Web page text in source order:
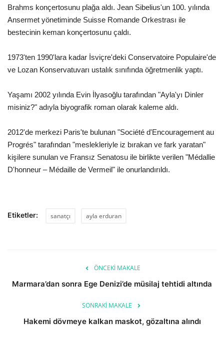
Brahms konçertosunu plağa aldı. Jean Sibelius'un 100. yılında
Ansermet yönetiminde Suisse Romande Orkestrası ile
bestecinin keman konçertosunu çaldı.
1973'ten 1990'lara kadar İsviçre'deki Conservatoire Populaire'de
ve Lozan Konservatuvarı ustalık sınıfında öğretmenlik yaptı.
Yaşamı 2002 yılında Evin İlyasoğlu tarafından "Ayla'yı Dinler
misiniz?" adıyla biyografik roman olarak kaleme aldı.
2012'de merkezi Paris'te bulunan "Société d'Encouragement au
Progrés" tarafından "meslekleriyle iz bırakan ve fark yaratan"
kişilere sunulan ve Fransız Senatosu ile birlikte verilen "Médallie
D'honneur – Médaille de Vermeil" ile onurlandırıldı.
Etiketler: sanatçı ayla erduran
ÖNCEKI MAKALE
Marmara’dan sonra Ege Denizi’de müsilaj tehtidi altında
SONRAKI MAKALE
Hakemi dövmeye kalkan maskot, gözaltına alındı